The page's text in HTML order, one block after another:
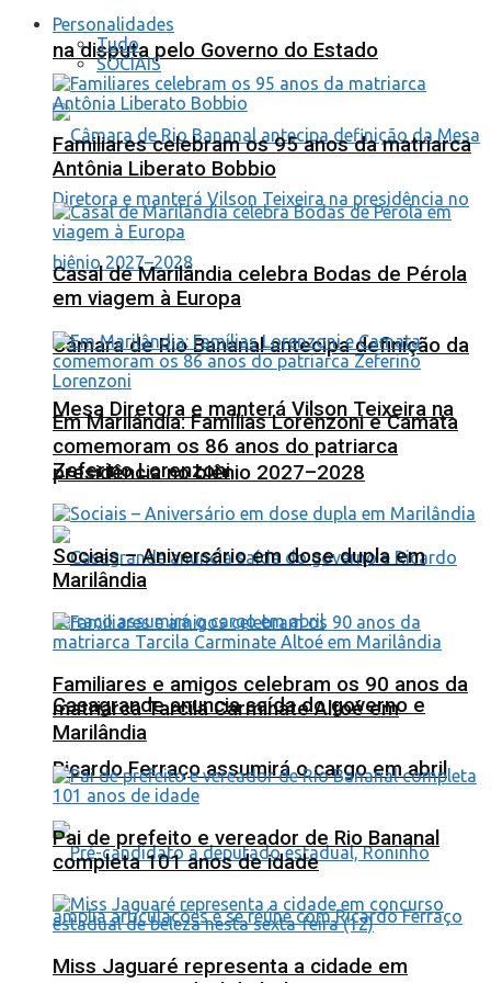
na disputa pelo Governo do Estado
Câmara de Rio Bananal antecipa definição da
Mesa Diretora e manterá Vilson Teixeira na
presidência no biênio 2027–2028
Casagrande anuncia saída do governo e
Ricardo Ferraço assumirá o cargo em abril
Personalidades
Tudo
SOCIAIS
Familiares celebram os 95 anos da matriarca
Antônia Liberato Bobbio
Casal de Marilândia celebra Bodas de Pérola
em viagem à Europa
Em Marilândia: Famílias Lorenzoni e Camata
comemoram os 86 anos do patriarca
Zeferino Lorenzoni
Sociais – Aniversário em dose dupla em
Marilândia
Familiares e amigos celebram os 90 anos da
matriarca Tarcila Carminate Altoé em
Marilândia
Pai de prefeito e vereador de Rio Bananal
completa 101 anos de idade
Miss Jaguaré representa a cidade em